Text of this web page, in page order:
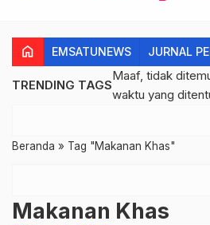
home EMSATUNEWS JURNAL
TRENDING TAGS
Maaf, tidak
waktu yang
Beranda » Tag "Makanan Khas"
Makanan Khas